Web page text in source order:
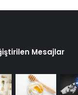
Mesajlar